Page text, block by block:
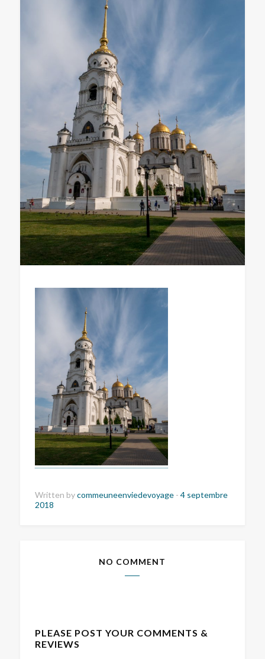
Written bycommeuneenviedevoyage - 4 septembre
2018
NO COMMENT
PLEASE POST YOUR COMMENTS &
REVIEWS